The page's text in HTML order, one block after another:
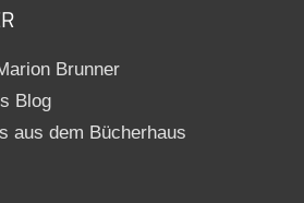
Brunner
Blog
aus dem Bücherhaus